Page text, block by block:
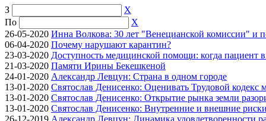
З
X
По
X
26-05-2020 Инна Волкова: 30 лет "Венецианской комиссии" и
06-04-2020 Почему нарушают карантин?
23-03-2020 Доступность медицинской помощи: когда пациент
21-03-2020 Памяти Ирины Бекешкеной
24-01-2020 Александр Левцун: Страна в одном городе
13-01-2020 Святослав Денисенко: Оценивать Трудовой кодекс
13-01-2020 Святослав Денисенко: Открытие рынка земли
13-01-2020 Святослав Денисенко: Внутренние и внешние
26-12-2019 Александр Левцун: Динамика удовлетворенности